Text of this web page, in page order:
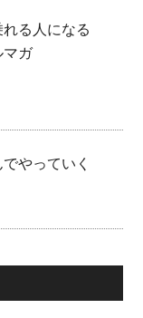
る人になる
マガ
やっていく